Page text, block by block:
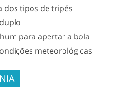
dos tipos de tripés
para apertar a bola
meteorológicas